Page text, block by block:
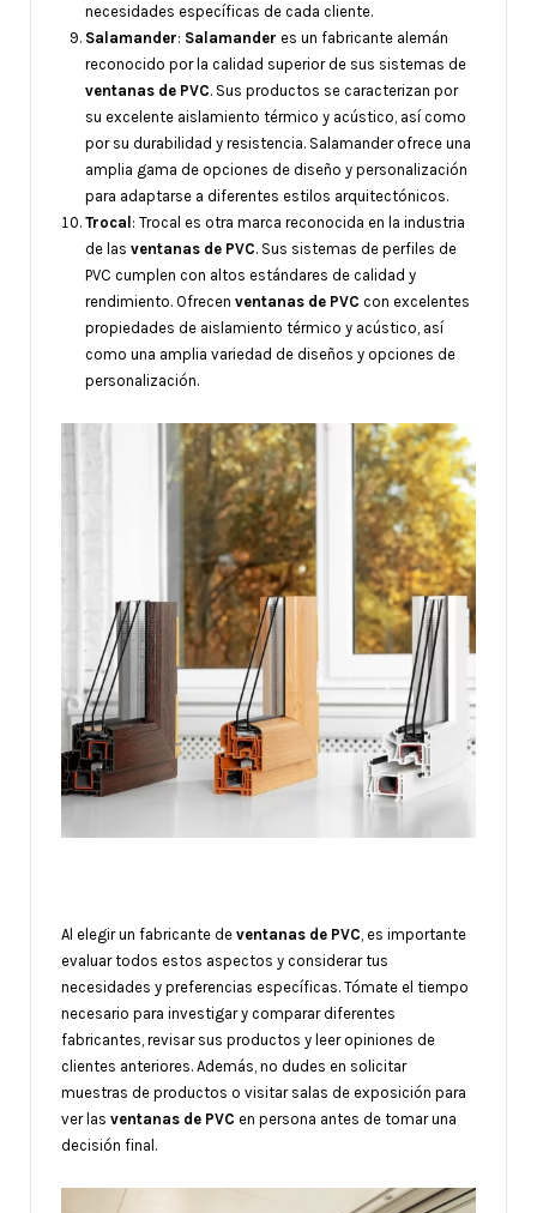
necesidades específicas de cada cliente.
Salamander: Salamander es un fabricante alemán
reconocido por la calidad superior de sus sistemas de
ventanas de PVC. Sus productos se caracterizan por
su excelente aislamiento térmico y acústico, así como
por su durabilidad y resistencia. Salamander ofrece una
amplia gama de opciones de diseño y personalización
para adaptarse a diferentes estilos arquitectónicos.
Trocal: Trocal es otra marca reconocida en la industria
de las ventanas de PVC. Sus sistemas de perfiles de
PVC cumplen con altos estándares de calidad y
rendimiento. Ofrecen ventanas de PVC con excelentes
propiedades de aislamiento térmico y acústico, así
como una amplia variedad de diseños y opciones de
personalización.
Al elegir un fabricante de ventanas de PVC , es importante
evaluar todos estos aspectos y considerar tus
necesidades y preferencias específicas. Tómate el tiempo
necesario para investigar y comparar diferentes
fabricantes, revisar sus productos y leer opiniones de
clientes anteriores. Además, no dudes en solicitar
muestras de productos o visitar salas de exposición para
ver las ventanas de PVC en persona antes de tomar una
decisión final.